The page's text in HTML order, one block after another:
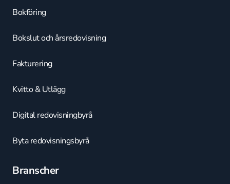
Bokföring
Bokslut och årsredovisning
Fakturering
Kvitto & Utlägg
Digital redovisningbyrå
Byta redovisningsbyrå
Branscher